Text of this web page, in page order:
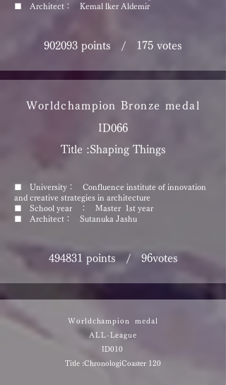
■ Architect： Kemal lker Aldemir
902093 points / 175 votes
Worldchampion Bronze medal
ID066
Title :Shaping Things
■ University： Confluence institute of innovation
and creative strategies in architecture
■ School year ： Master 1st year
■ Architect： Sutanuka Jashu
494831 points / 96votes
Worldchampion medal
ALL-League
ID010 ​
Title :ChronologiCoaster 120